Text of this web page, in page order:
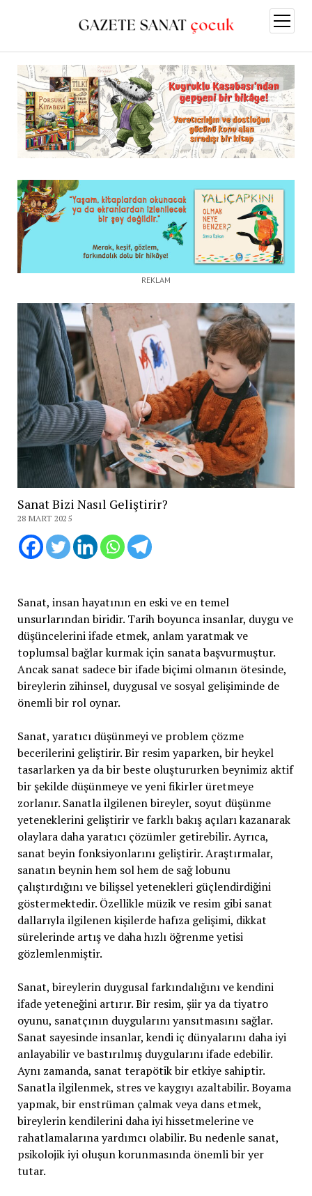
aç
REKLAM
Sanat Bizi Nasıl Geliştirir?
28 MART 2025
Sanat, insan hayatının en eski ve en temel
unsurlarından biridir. Tarih boyunca insanlar, duygu ve
düşüncelerini ifade etmek, anlam yaratmak ve
toplumsal bağlar kurmak için sanata başvurmuştur.
Ancak sanat sadece bir ifade biçimi olmanın ötesinde,
bireylerin zihinsel, duygusal ve sosyal gelişiminde de
önemli bir rol oynar.
Sanat, yaratıcı düşünmeyi ve problem çözme
becerilerini geliştirir. Bir resim yaparken, bir heykel
tasarlarken ya da bir beste oluştururken beynimiz aktif
bir şekilde düşünmeye ve yeni fikirler üretmeye
zorlanır. Sanatla ilgilenen bireyler, soyut düşünme
yeteneklerini geliştirir ve farklı bakış açıları kazanarak
olaylara daha yaratıcı çözümler getirebilir. Ayrıca,
sanat beyin fonksiyonlarını geliştirir. Araştırmalar,
sanatın beynin hem sol hem de sağ lobunu
çalıştırdığını ve bilişsel yetenekleri güçlendirdiğini
göstermektedir. Özellikle müzik ve resim gibi sanat
dallarıyla ilgilenen kişilerde hafıza gelişimi, dikkat
sürelerinde artış ve daha hızlı öğrenme yetisi
gözlemlenmiştir.
Sanat, bireylerin duygusal farkındalığını ve kendini
ifade yeteneğini artırır. Bir resim, şiir ya da tiyatro
oyunu, sanatçının duygularını yansıtmasını sağlar.
Sanat sayesinde insanlar, kendi iç dünyalarını daha iyi
anlayabilir ve bastırılmış duygularını ifade edebilir.
Aynı zamanda, sanat terapötik bir etkiye sahiptir.
Sanatla ilgilenmek, stres ve kaygıyı azaltabilir. Boyama
yapmak, bir enstrüman çalmak veya dans etmek,
bireylerin kendilerini daha iyi hissetmelerine ve
rahatlamalarına yardımcı olabilir. Bu nedenle sanat,
psikolojik iyi oluşun korunmasında önemli bir yer
tutar.